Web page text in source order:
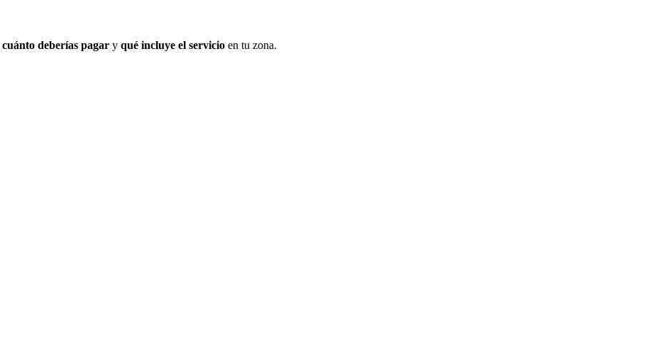
cuánto deberías pagar y qué incluye el servicio en tu zona.